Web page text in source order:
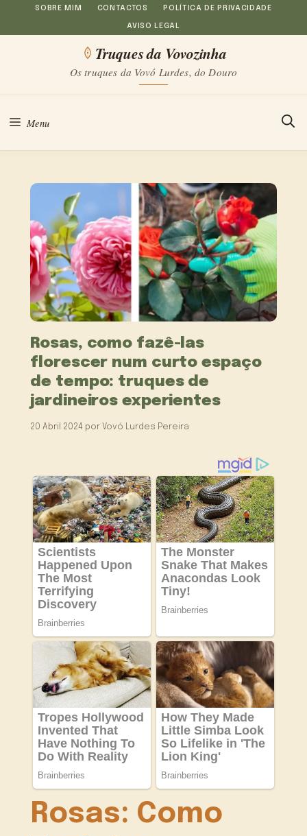
Saltar
para
conteúdo
SOBRE MIM CONTACTOS POLÍTICA DE PRIVACIDADE
AVISO LEGAL
Truques da Vovozinha
Os truques da Vovó Lurdes, do Douro
Menu
Rosas, como fazê-las
florescer num curto espaço
de tempo: truques de
jardineiros experientes
20 Abril 2024 por Vovó Lurdes Pereira
Rosas: Como